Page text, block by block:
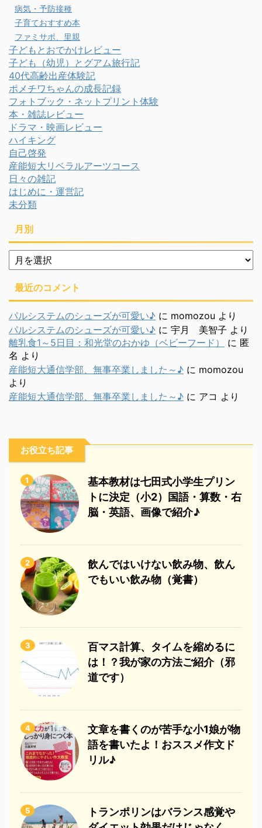
病気・予防接種
子育ておすすめ本
ファミサポ、里親
子どもとおでかけレビュー
子ども（幼児）とグアム旅行記
40代高齢出産体験記
ポメチワちゃんの成長記録
フォトブック・ネットプリント体験
本・雑誌レビュー
ドラマ・映画レビュー
ハイキング
自己啓発
産能短大リベラルアーツコース
日々の雑記
はじめに・運営記
未分類
月別
月
別
最近のコメント
パルシステムのシューズが可愛い♪ に momozou より
パルシステムのシューズが可愛い♪ に 宇月 美智子 より
離乳食1～5日目：和光堂のおかゆ（ベビーフード）
に 匿
名 より
産能短大通信学部、無事卒業しました～♪ に momozou
より
産能短大通信学部、無事卒業しました～♪ に アコ より
お役立ち記事
1
基本教材は七田式小学生プリン
トに決定（小2）国語・算数・右
脳・英語、画像で紹介♪
2
飲んではいけない飲み物、飲ん
でもいい飲み物（覚書）
3
百マス計算、タイムを縮めるに
は！？我が家の方法ご紹介（邪
道です）
4
文章を書くのが苦手な小1娘が物
語を書いたよ！おススメ作文ド
リル♪
5
トランポリンはバランス感覚や